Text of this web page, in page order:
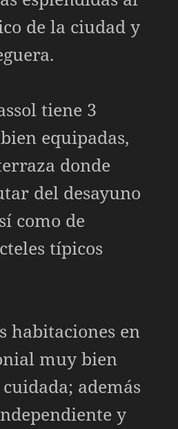
de la ciudad y
tiene 3
equipadas,
donde
del desayuno
como de
típicos
habitaciones en
muy bien
además
y